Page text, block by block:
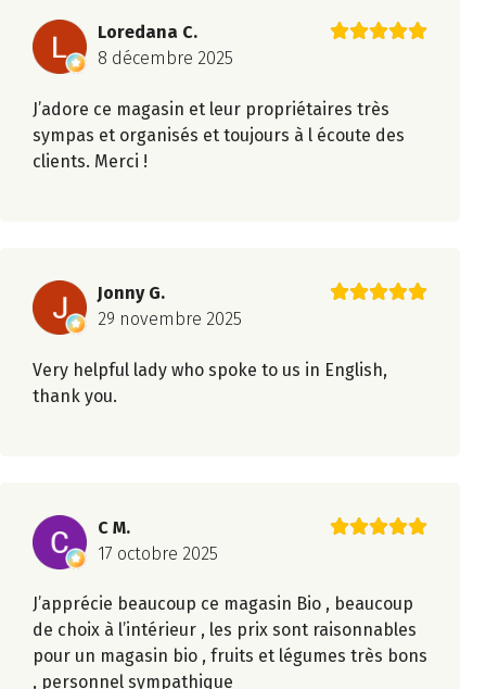
Loredana C.
8 décembre 2025
J’adore ce magasin et leur propriétaires très
sympas et organisés et toujours à l écoute des
clients. Merci !
Jonny G.
29 novembre 2025
Very helpful lady who spoke to us in English,
thank you.
C M.
17 octobre 2025
J’apprécie beaucoup ce magasin Bio , beaucoup
de choix à l’intérieur , les prix sont raisonnables
pour un magasin bio , fruits et légumes très bons
, personnel sympathique